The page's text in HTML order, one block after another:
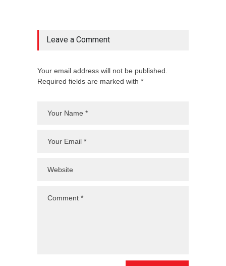
Leave a Comment
Your email address will not be published.
Required fields are marked with *